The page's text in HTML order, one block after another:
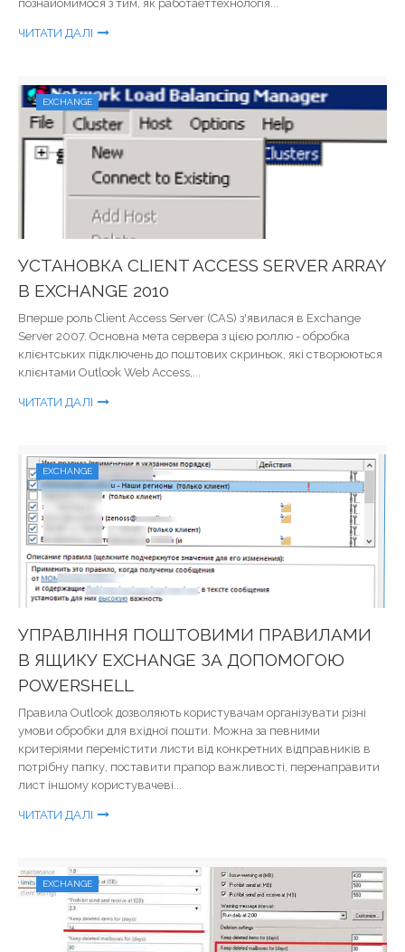
познайомимося з тим, як работаеттехнологія...
ЧИТАТИ ДАЛІ
EXCHANGE
УСТАНОВКА CLIENT ACCESS SERVER ARRAY
В EXCHANGE 2010
Вперше роль Client Access Server (CAS) з'явилася в Exchange
Server 2007. Основна мета сервера з цією роллю - обробка
клієнтських підключень до поштових скриньок, які створюються
клієнтами Outlook Web Access,...
ЧИТАТИ ДАЛІ
EXCHANGE
УПРАВЛІННЯ ПОШТОВИМИ ПРАВИЛАМИ
В ЯЩИКУ EXCHANGE ЗА ДОПОМОГОЮ
POWERSHELL
Правила Outlook дозволяють користувачам організувати різні
умови обробки для вхідної пошти. Можна за певними
критеріями перемістити листи від конкретних відправників в
потрібну папку, поставити прапор важливості, перенаправити
лист іншому користувачеві...
ЧИТАТИ ДАЛІ
EXCHANGE